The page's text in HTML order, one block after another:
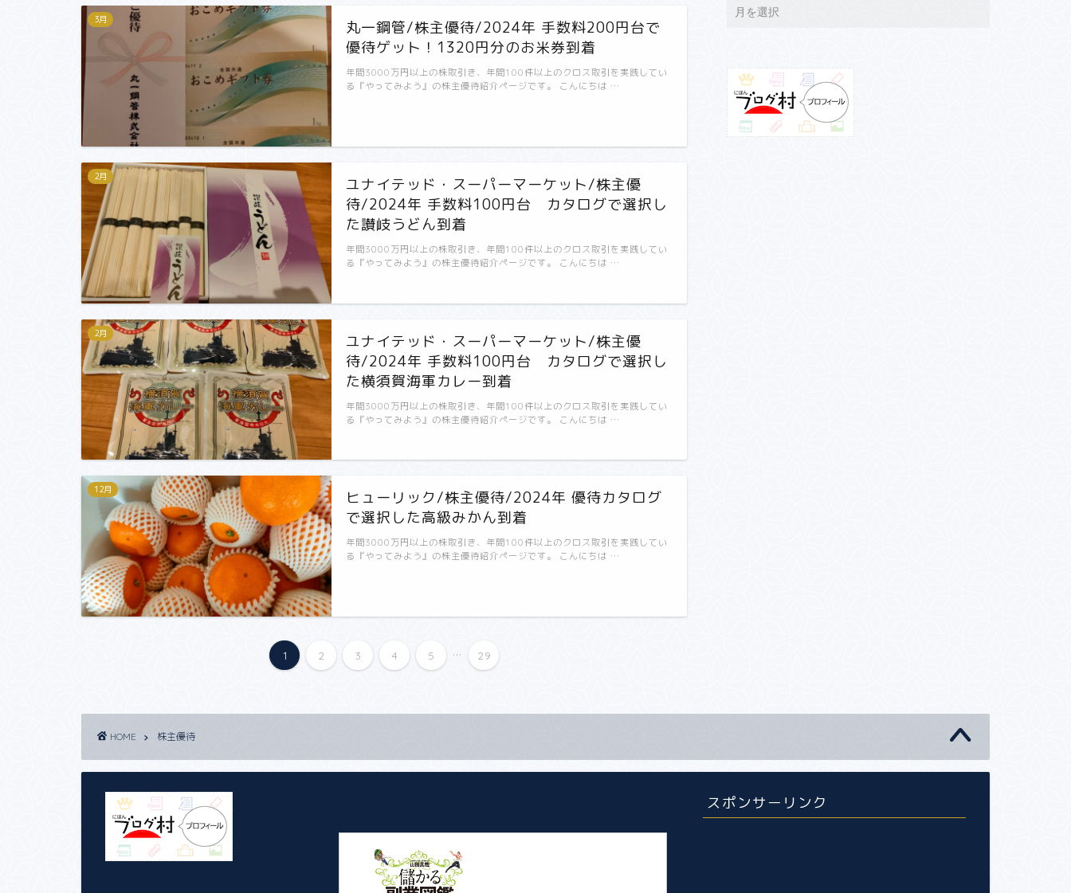
3月
丸一鋼管/株主優待/2024年 手数料200円台で
優待ゲット！1320円分のお米券到着
年間3000万円以上の株取引き、年間100件以上のクロス取引を実践してい
る『やってみよう』の株主優待紹介ページです。 こんにちは …
2月
ユナイテッド・スーパーマーケット/株主優
待/2024年 手数料100円台 カタログで選択し
た讃岐うどん到着
年間3000万円以上の株取引き、年間100件以上のクロス取引を実践してい
る『やってみよう』の株主優待紹介ページです。 こんにちは …
2月
ユナイテッド・スーパーマーケット/株主優
待/2024年 手数料100円台 カタログで選択し
た横須賀海軍カレー到着
年間3000万円以上の株取引き、年間100件以上のクロス取引を実践してい
る『やってみよう』の株主優待紹介ページです。 こんにちは …
12月
ヒューリック/株主優待/2024年 優待カタログ
で選択した高級みかん到着
年間3000万円以上の株取引き、年間100件以上のクロス取引を実践してい
る『やってみよう』の株主優待紹介ページです。 こんにちは …
1 2 3 4 5 ... 29
HOME 株主優待
スポンサーリンク